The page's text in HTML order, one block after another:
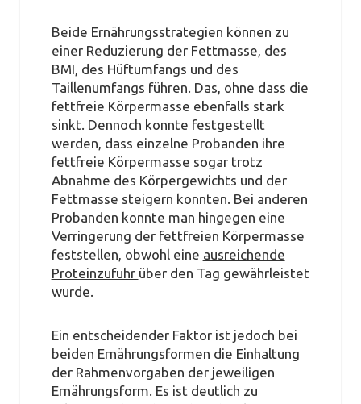
Beide Ernährungsstrategien können zu
einer Reduzierung der Fettmasse, des
BMI, des Hüftumfangs und des
Taillenumfangs führen. Das, ohne dass die
fettfreie Körpermasse ebenfalls stark
sinkt. Dennoch konnte festgestellt
werden, dass einzelne Probanden ihre
fettfreie Körpermasse sogar trotz
Abnahme des Körpergewichts und der
Fettmasse steigern konnten. Bei anderen
Probanden konnte man hingegen eine
Verringerung der fettfreien Körpermasse
feststellen, obwohl eine ausreichende
Proteinzufuhr über den Tag gewährleistet
wurde.
Ein entscheidender Faktor ist jedoch bei
beiden Ernährungsformen die Einhaltung
der Rahmenvorgaben der jeweiligen
Ernährungsform. Es ist deutlich zu